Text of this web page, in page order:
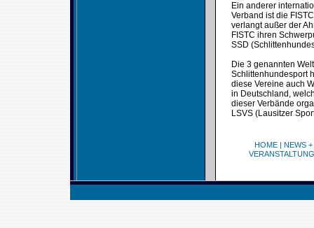
Ein anderer
Verband ist die
verlangt außer der
FISTC ihren
SSD
Die 3 genannten
Schlittenhundesport
diese Vereine auch
in Deutschland,
dieser Verbände
LSVS (Lausitzer
HOME| NEWS